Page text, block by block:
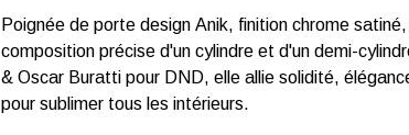
Poignée de porte design Anik, finition chrome
composition précise d'un cylindre et d'un demi-
& Oscar Buratti pour DND, elle allie solidité,
pour sublimer tous les intérieurs.